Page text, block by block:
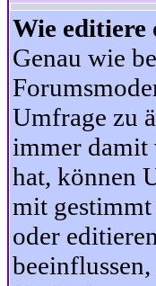
Wie editiere
Genau wie
Umfrage zu
immer damit
hat, können
mit
oder